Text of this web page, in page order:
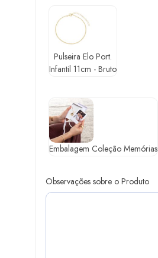
Pulseira Elo Port.
Infantil 11cm - Bruto
Embalagem Coleção Memórias
Observações sobre o Produto